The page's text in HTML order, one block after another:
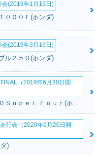
会(2019年1月19日)
０００Ｆ(ホンダ)
会(2019年3月16日)
ル２５０(ホンダ)
（2019年6月30日開
けいたさん:ＣＢ４００Ｓｕｐｅｒ Ｆｏｕｒ(ホンダ)
行会（2020年9月20日開
)